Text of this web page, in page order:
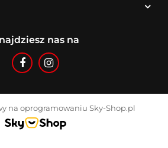
nas na
na oprogramowaniu Sky-Shop.pl